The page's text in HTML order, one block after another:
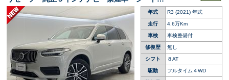
ンチレーション パワーシート ＡｐｐｌｅＣａ
ｒＰｌａｙ パワーバックドア ＬＥＤヘッドラ
イト
年式 R3 (2021) 年式
走行 4.6万Km
車検 車検整備付
修復歴 無し
シフト ８AT
駆動 フルタイム４WD